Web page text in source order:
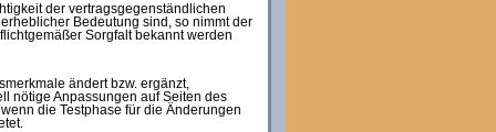
der vertragsgegenständlichen
Bedeutung sind, so nimmt der
Sorgfalt bekannt werden
ändert bzw. ergänzt,
nötige Anpassungen auf Seiten des
die Testphase für die Änderungen